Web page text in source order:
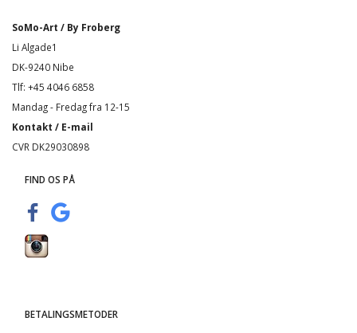
SoMo-Art / By Froberg
Li Algade1
DK-9240 Nibe
Tlf: +45 4046 6858
Mandag - Fredag fra 12-15
Kontakt / E-mail
CVR DK29030898
FIND OS PÅ
BETALINGSMETODER